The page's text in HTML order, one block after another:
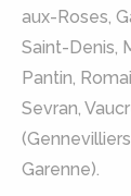
aux-Roses,
Saint-Denis,
Pantin,
Sevran,
Garenne).